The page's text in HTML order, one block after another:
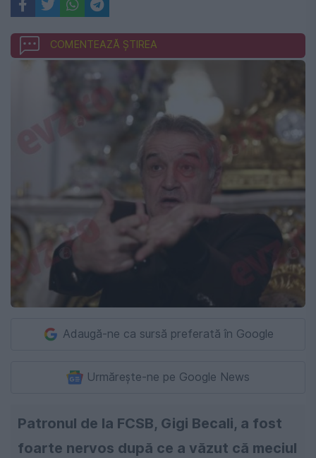
COMENTEAZĂ ȘTIREA
Adaugă-ne ca sursă preferată în Google
Urmărește-ne pe Google News
Patronul de la FCSB, Gigi Becali, a fost
foarte nervos după ce a văzut că meciul